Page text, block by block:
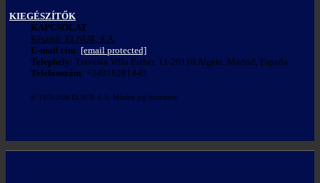
KIEGÉSZÍTŐK
KAPCSOLAT
Készítő: ELNUR, S.A.
E-mail cím: [email protected]
Telephely: Travesía Villa Esther, 11 28110 Algete, Madrid, España
Telefonszám: +34916281440
© 1973-2026 ELNUR S.A. Minden jog fenntartva